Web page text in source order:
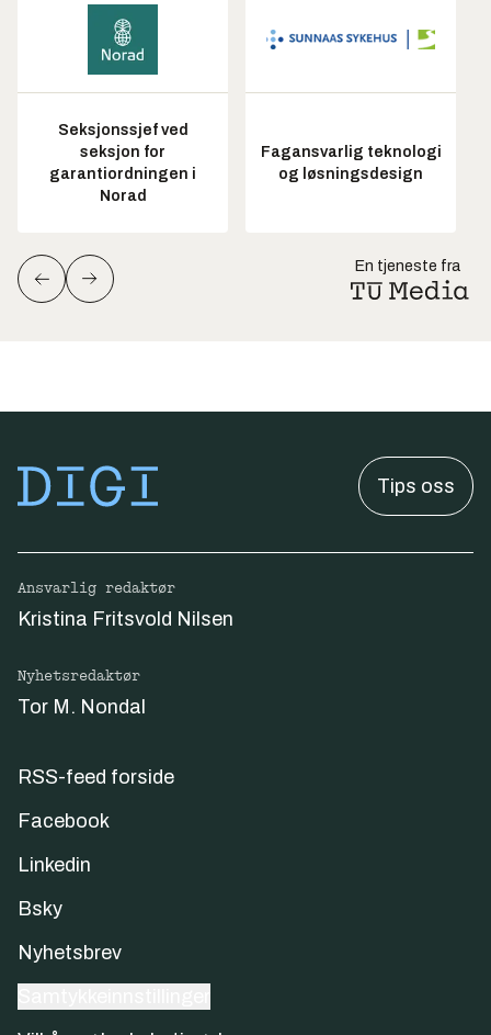
Seksjonssjef ved
seksjon for
garantiordningen i
Norad
Fagansvarlig teknologi
og løsningsdesign
En tjeneste fra
Tips oss
Ansvarlig redaktør
Kristina Fritsvold Nilsen
Nyhetsredaktør
Tor M. Nondal
RSS-feed forside
Facebook
Linkedin
Bsky
Nyhetsbrev